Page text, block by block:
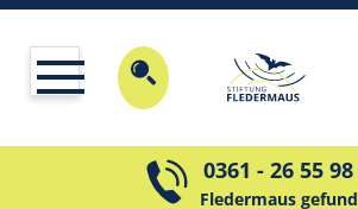
0361 - 26 55
Fledermaus